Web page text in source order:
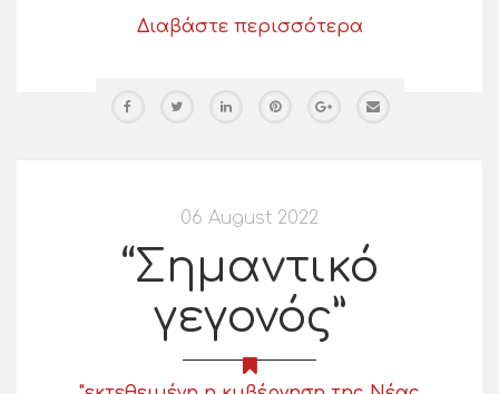
Διαβάστε περισσότερα
06 August 2022
“Σημαντικό
γεγονός”